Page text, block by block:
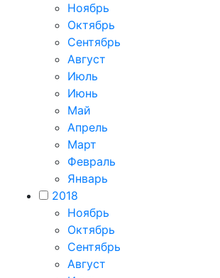
Ноябрь
Октябрь
Сентябрь
Август
Июль
Июнь
Май
Апрель
Март
Февраль
Январь
2018
Ноябрь
Октябрь
Сентябрь
Август